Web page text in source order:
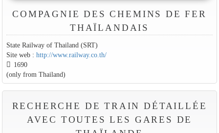
COMPAGNIE DES CHEMINS DE FER
THAÏLANDAIS
State Railway of Thailand (SRT)
Site web : http://www.railway.co.th/
1690
(only from Thailand)
RECHERCHE DE TRAIN DÉTAILLÉE
AVEC TOUTES LES GARES DE